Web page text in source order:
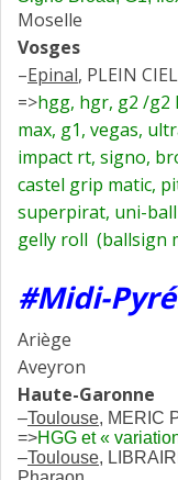
Moselle
Vosges
–Epinal, PLEIN
=>hgg, hgr, g2 /g2
max, g1, vegas,
impact rt, signo,
castel grip matic,
superpirat, uni-ball
gelly roll (ballsign
#Midi-
Ariège
Aveyron
Haute-Garonne
–Toulouse, MERIC
=>HGG et «
–Toulouse,